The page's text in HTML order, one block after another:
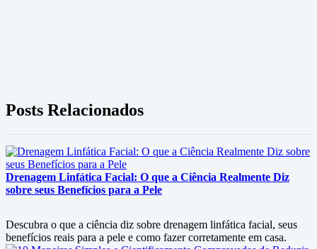
Posts Relacionados
Drenagem Linfática Facial: O que a Ciência Realmente Diz
sobre seus Benefícios para a Pele
Descubra o que a ciência diz sobre drenagem linfática facial, seus
benefícios reais para a pele e como fazer corretamente em casa.